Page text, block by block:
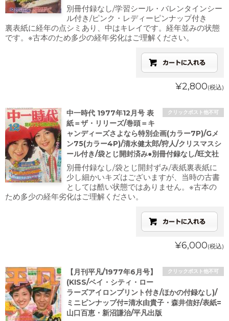
別冊付録なし/学習シール・バレンタインシー
ル付き/ピンク・レディーピンナップ付き
裏表紙に経年の点シミあり、中はキレイです。経年並みの状態
です。※古本のため多少の経年劣化はご理解ください。
¥2,800(税込)
クリックポスト他不可
中一時代 1977年12月号 表
紙＝ザ・リリーズ/巻頭＝キ
ャンディーズさよなら特別企画(カラー7P)/Gメ
ン75(カラー4P)/清水健太郎/狩人/クリスマスシ
ール付き/袋とじ開封済み●別冊付録なし/旺文社
別冊付録なし/袋とじ開封ずみ/表紙裏表紙に
少し細かいキズはございますが、当時の古書
としては酷い状態ではありません。※古本の
ため多少の経年劣化はご理解ください。
¥6,000(税込)
クリックポスト他不可
【月刊平凡/1977年6月号】
(KISS/ベイ・シティ・ロー
ラーズアイロンプリント付き/ほかの付録なし)/
ミニピンナップ付=清水由貴子・森井信好/表紙=
山口百恵・新沼謙治/平凡出版